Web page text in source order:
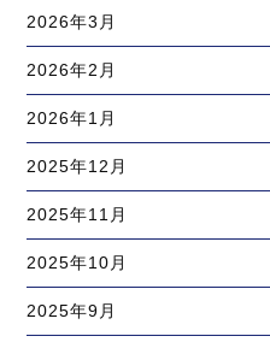
2026年3月
2026年2月
2026年1月
2025年12月
2025年11月
2025年10月
2025年9月